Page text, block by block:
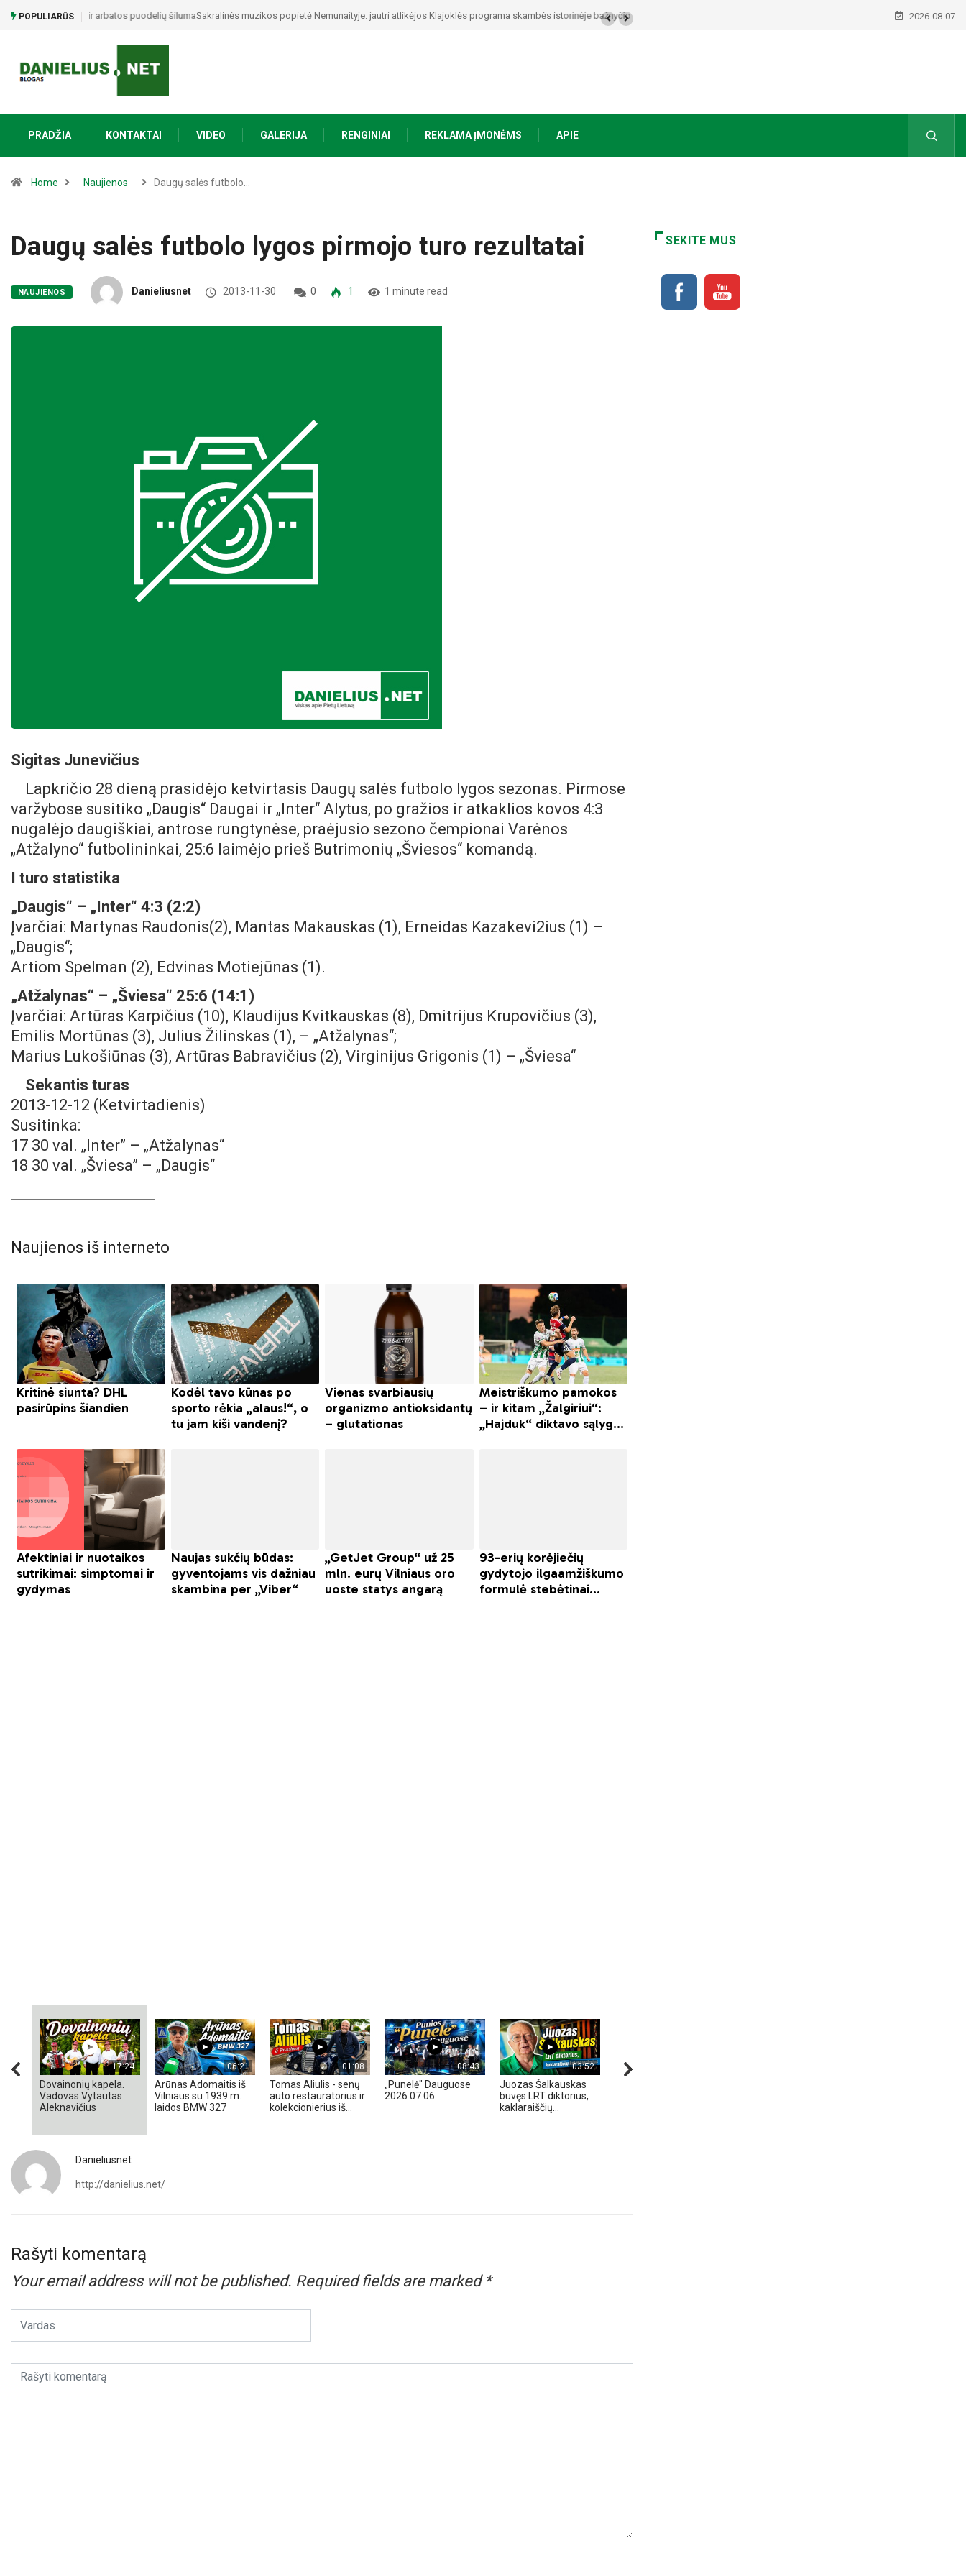
POPULIARŪS Sakralinės muzikos popietė Nemunaityje: jautri atlikėjos Klajoklės programa skambės istorinėje bažnyčioje 2026-08-07
PRADŽIA KONTAKTAI VIDEO GALERIJA RENGINIAI REKLAMA ĮMONĖMS APIE
Home Naujienos Daugų salės futbolo…
Daugų salės futbolo lygos pirmojo turo rezultatai
NAUJIENOS Danieliusnet 2013-11-30 0 1 1 minute read
Sigitas Junevičius
Lapkričio 28 dieną prasidėjo ketvirtasis Daugų salės futbolo lygos sezonas. Pirmose
varžybose susitiko „Daugis“ Daugai ir „Inter“ Alytus, po gražios ir atkaklios kovos 4:3
nugalėjo daugiškiai, antrose rungtynėse, praėjusio sezono čempionai Varėnos
„Atžalyno“ futbolininkai, 25:6 laimėjo prieš Butrimonių „Šviesos“ komandą.
I turo statistika
„Daugis“ – „Inter“ 4:3 (2:2)
Įvarčiai: Martynas Raudonis(2), Mantas Makauskas (1), Erneidas Kazakevi2ius (1) –
„Daugis“;
Artiom Spelman (2), Edvinas Motiejūnas (1).
„Atžalynas“ – „Šviesa“ 25:6 (14:1)
Įvarčiai: Artūras Karpičius (10), Klaudijus Kvitkauskas (8), Dmitrijus Krupovičius (3),
Emilis Mortūnas (3), Julius Žilinskas (1), – „Atžalynas“;
Marius Lukošiūnas (3), Artūras Babravičius (2), Virginijus Grigonis (1) – „Šviesa“
Sekantis turas
2013-12-12 (Ketvirtadienis)
Susitinka:
17 30 val. „Inter” – „Atžalynas“
18 30 val. „Šviesa” – „Daugis“
Naujienos iš interneto
17:24
Dovainonių kapela.
Vadovas Vytautas
Aleknavičius
06:21
Arūnas Adomaitis iš
Vilniaus su 1939 m.
laidos BMW 327
01:08
Tomas Aliulis - senų
auto restauratorius ir
kolekcionierius iš...
08:43
„Punelė" Dauguose
2026 07 06
03:52
Juozas Šalkauskas
buvęs LRT diktorius,
kaklaraiščių...
Danieliusnet
http://danielius.net/
Rašyti komentarą
Your email address will not be published. Required fields are marked *
SEKITE MUS